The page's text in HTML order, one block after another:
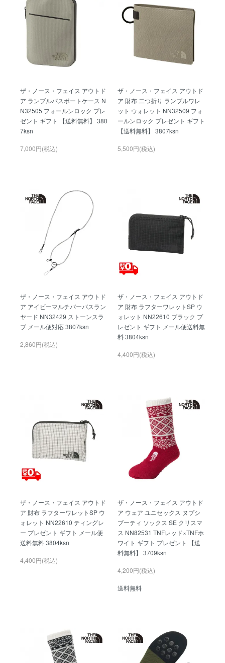
ザ・ノース・フェイス アウトド
ア ランブルパスポートケース N
N32505 フォールンロック プレ
ゼント ギフト 【送料無料】 380
7ksn
7,000円(税込)
ザ・ノース・フェイス アウトド
ア 財布 二つ折り ランブルワレ
ット ウォレット NN32509 フォ
ールンロック プレゼント ギフト
【送料無料】 3807ksn
5,500円(税込)
ザ・ノース・フェイス アウトド
ア アイビーマルチパーパスラン
ヤード NN32429 ストーンスラ
ブ メール便対応 3807ksn
2,860円(税込)
ザ・ノース・フェイス アウトド
ア 財布 ラフターワレットSP ウ
ォレット NN22610 ブラック プ
レゼント ギフト メール便送料無
料 3804ksn
4,400円(税込)
ザ・ノース・フェイス アウトド
ア 財布 ラフターワレットSP ウ
ォレット NN22610 ティングレ
ー プレゼント ギフト メール便
送料無料 3804ksn
4,400円(税込)
ザ・ノース・フェイス アウトド
ア ウェア ユニセックス ヌプシ
ブーティ ソックス SE クリスマ
ス NN82531 TNFレッド×TNFホ
ワイト ギフト プレゼント 【送
料無料】 3709ksn
4,200円(税込)
送料無料